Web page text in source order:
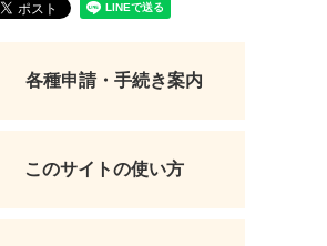
各種申請・手続き案内
このサイトの使い方